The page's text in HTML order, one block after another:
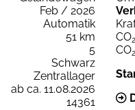
Feb / 2026
Automatik
51 km
5
Schwarz
Zentrallager
ab ca. 11.08.2026
14361
CO2
CO2